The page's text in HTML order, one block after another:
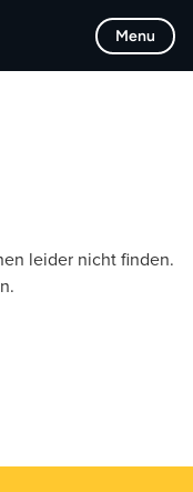
Menu
leider nicht finden.